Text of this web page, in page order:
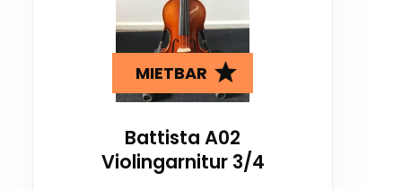
MIETBAR
Battista A02
Violingarnitur 3/4